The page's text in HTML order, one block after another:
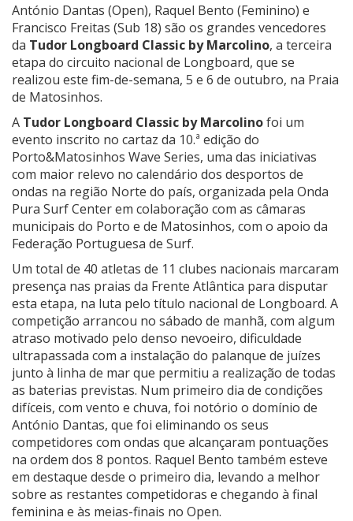
António Dantas (Open), Raquel Bento (Feminino) e
Francisco Freitas (Sub 18) são os grandes vencedores
da Tudor Longboard Classic by Marcolino, a terceira
etapa do circuito nacional de Longboard, que se
realizou este fim-de-semana, 5 e 6 de outubro, na Praia
de Matosinhos.
A Tudor Longboard Classic by Marcolinofoi um
evento inscrito no cartaz da 10.ª edição do
Porto&Matosinhos Wave Series, uma das iniciativas
com maior relevo no calendário dos desportos de
ondas na região Norte do país, organizada pela Onda
Pura Surf Center em colaboração com as câmaras
municipais do Porto e de Matosinhos, com o apoio da
Federação Portuguesa de Surf.
Um total de 40 atletas de 11 clubes nacionais marcaram
presença nas praias da Frente Atlântica para disputar
esta etapa, na luta pelo título nacional de Longboard. A
competição arrancou no sábado de manhã, com algum
atraso motivado pelo denso nevoeiro, dificuldade
ultrapassada com a instalação do palanque de juízes
junto à linha de mar que permitiu a realização de todas
as baterias previstas. Num primeiro dia de condições
difíceis, com vento e chuva, foi notório o domínio de
António Dantas, que foi eliminando os seus
competidores com ondas que alcançaram pontuações
na ordem dos 8 pontos. Raquel Bento também esteve
em destaque desde o primeiro dia, levando a melhor
sobre as restantes competidoras e chegando à final
feminina e às meias-finais no Open.